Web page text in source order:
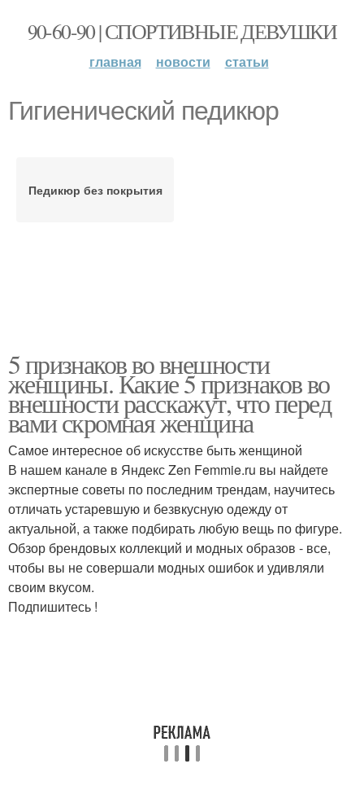
90-60-90 | СПОРТИВНЫЕ ДЕВУШКИ
главная новости статьи
Гигиенический педикюр
Педикюр без покрытия
5 признаков во внешности
женщины. Какие 5 признаков во
внешности расскажут, что перед
вами скромная женщина
Самое интересное об искусстве быть женщиной
В нашем канале в Яндекс Zen Femmie.ru вы найдете
экспертные советы по последним трендам, научитесь
отличать устаревшую и безвкусную одежду от
актуальной, а также подбирать любую вещь по фигуре.
Обзор брендовых коллекций и модных образов - все,
чтобы вы не совершали модных ошибок и удивляли
своим вкусом.
Подпишитесь !